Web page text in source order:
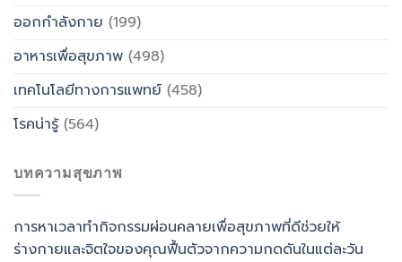
ออกกำลังกาย (199)
อาหารเพื่อสุขภาพ (498)
เทคโนโลยีทางการแพทย์ (458)
โรคน่ารู้(564)
บทความสุขภาพ
การหาเวลาทำกิจกรรมผ่อนคลายเพื่อสุขภาพที่ดีช่วยให้
ร่างกายและจิตใจของคุณฟื้นตัวจากความกดดันในแต่ละวัน